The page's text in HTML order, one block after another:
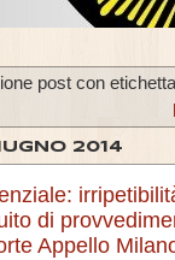
post con
2014
di
Appello